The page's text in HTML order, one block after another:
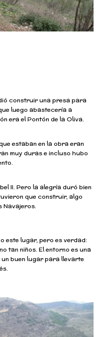
construir una presa para
luego abastecería a
era el Pontón de la Oliva.
estaban en la obra eran
muy duras e incluso hubo
II. Pero la alegría duró bien
que construir, algo
Navajeros.
este lugar, pero es verdad:
tan niños. El entorno es una
buen lugar para llevarte